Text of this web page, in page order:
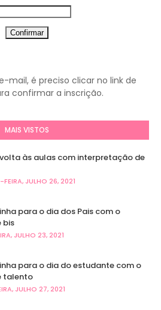
mail, é preciso clicar no link de
confirmar a inscrição.
MAIS VISTOS
às aulas com interpretação de
FEIRA, JULHO 26, 2021
para o dia dos Pais com o
bis
JULHO 23, 2021
para o dia do estudante com o
talento
JULHO 27, 2021